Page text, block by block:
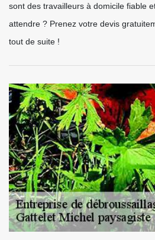
sont des travailleurs à domicile fiable
attendre ? Prenez votre devis
tout de suite !